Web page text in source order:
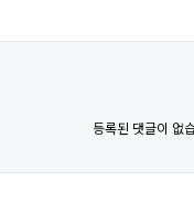
등록된 댓글이 없